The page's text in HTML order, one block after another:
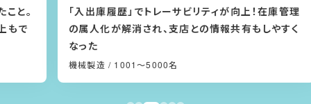
「入出庫履歴」でトレーサビリティが向上！在庫管理
の属人化が解消され、支店との情報共有もしやすく
機械製造/ 1001〜5000名